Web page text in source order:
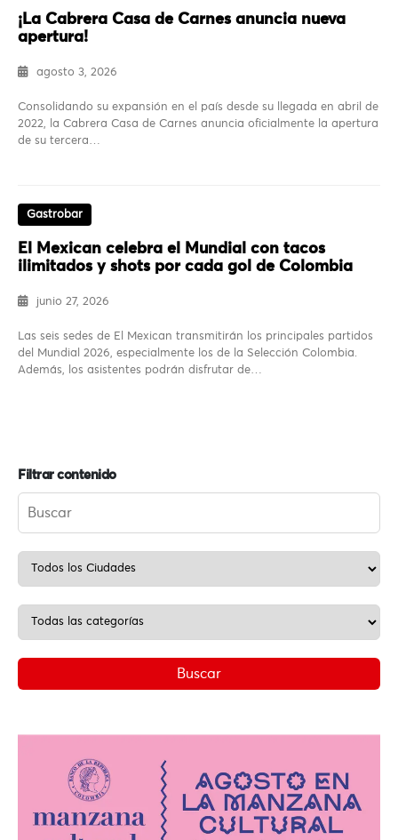
¡La Cabrera Casa de Carnes anuncia nueva
apertura!
agosto 3, 2026
Consolidando su expansión en el país desde su llegada en abril de
2022, la Cabrera Casa de Carnes anuncia oficialmente la apertura
de su tercera…
Gastrobar
El Mexican celebra el Mundial con tacos
ilimitados y shots por cada gol de Colombia
junio 27, 2026
Las seis sedes de El Mexican transmitirán los principales partidos
del Mundial 2026, especialmente los de la Selección Colombia.
Además, los asistentes podrán disfrutar de…
Filtrar contenido